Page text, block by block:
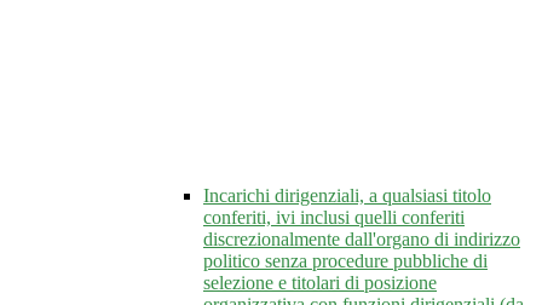
Incarichi dirigenziali, a qualsiasi titolo
conferiti, ivi inclusi quelli conferiti
discrezionalmente dall'organo di indirizzo
politico senza procedure pubbliche di
selezione e titolari di posizione